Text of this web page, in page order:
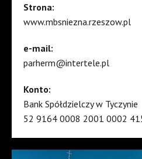
Strona:
www.mbsniezna.rzeszow.pl
e-mail:
parherm@intertele.pl
Konto:
Bank Spółdzielczy w Tyczynie
52 9164 0008 2001 0002